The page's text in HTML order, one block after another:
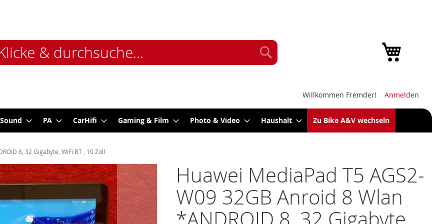
Willkommen Fremder! Anmelden
PA CarHifi Gaming & Film Photo & Video Haushalt Zu Bike A&V wechseln
8, 32 Gigabyte, WiFi BT , 10 Zoll
Huawei MediaPad T5 AGS2-
W09 32GB Anroid 8 Wlan